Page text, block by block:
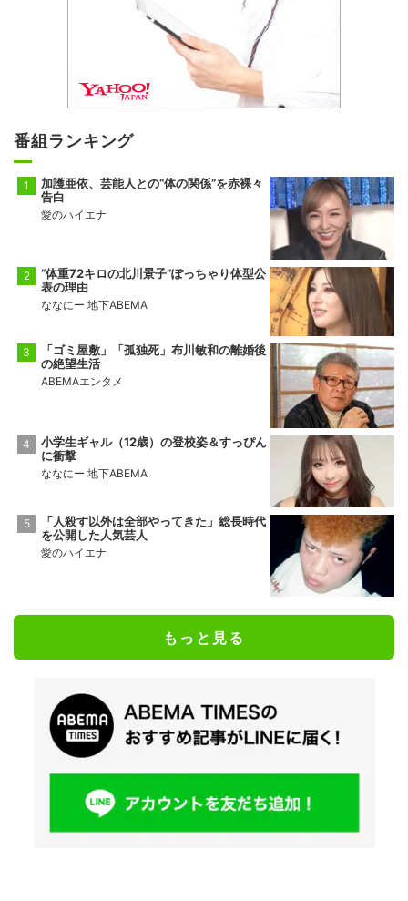
番組ランキング
加護亜依、芸能人との“体の関係”を赤裸々
告白
愛のハイエナ
“体重72キロの北川景子”ぽっちゃり体型公
表の理由
ななにー 地下ABEMA
「ゴミ屋敷」「孤独死」布川敏和の離婚後
の絶望生活
ABEMAエンタメ
小学生ギャル（12歳）の登校姿＆すっぴん
に衝撃
ななにー 地下ABEMA
「人殺す以外は全部やってきた」総長時代
を公開した人気芸人
愛のハイエナ
もっと見る